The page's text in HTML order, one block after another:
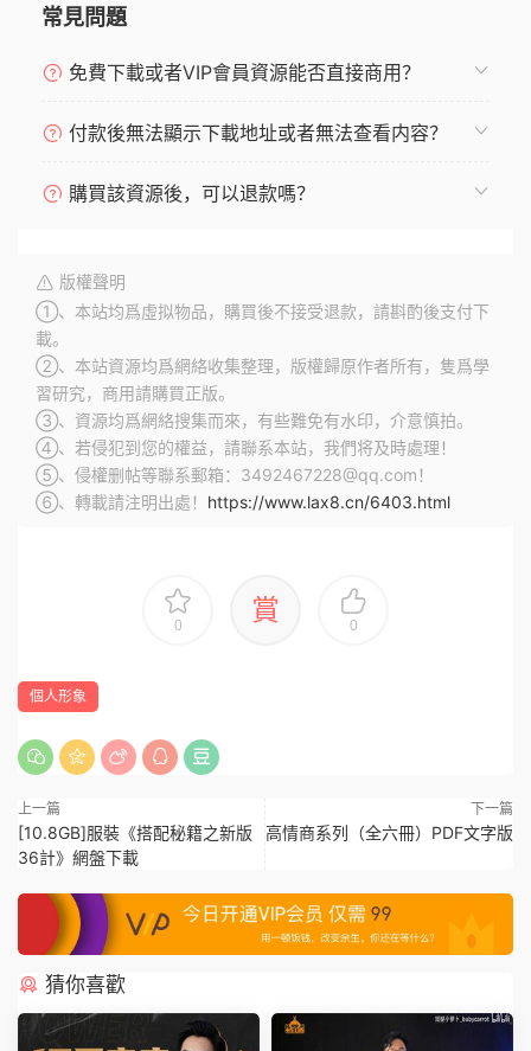
常見問題
免費下載或者VIP會員資源能否直接商用？
付款後無法顯示下載地址或者無法查看内容？
購買該資源後，可以退款嗎？
版權聲明
①、本站均爲虛拟物品，購買後不接受退款，請斟酌後支付下
載。
②、本站資源均爲網絡收集整理，版權歸原作者所有，隻爲學
習研究，商用請購買正版。
③、資源均爲網絡搜集而來，有些難免有水印，介意慎拍。
④、若侵犯到您的權益，請聯系本站，我們将及時處理！
⑤、侵權删帖等聯系郵箱：3492467228@qq.com！
⑥、轉載請注明出處！ https://www.lax8.cn/6403.html
0 賞 0
個人形象
上一篇
[10.8GB]服裝《搭配秘籍之新版
36計》網盤下載
下一篇
高情商系列（全六冊）PDF文字版
猜你喜歡